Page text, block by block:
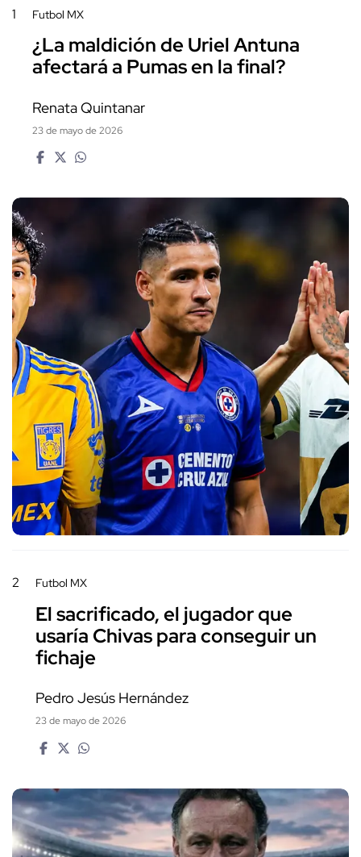
1 Futbol MX
¿La maldición de Uriel Antuna
afectará a Pumas en la final?
Renata Quintanar
23 de mayo de 2026
2 Futbol MX
El sacrificado, el jugador que
usaría Chivas para conseguir un
fichaje
Pedro Jesús Hernández
23 de mayo de 2026